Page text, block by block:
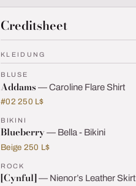
Creditsheet
KLEIDUNG
BLUSE
Addams — Caroline Flare Shirt
#02 250 L$
BIKINI
Blueberry— Bella - Bikini
Beige 250 L$
ROCK
[Cynful]— Nienor’s Leather Skirt